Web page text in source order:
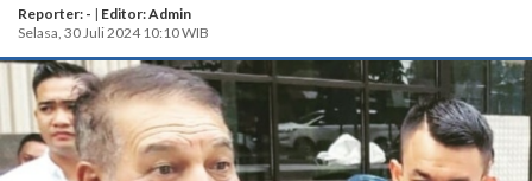
Reporter: - | Editor: Admin
Selasa, 30 Juli 2024 10:10 WIB